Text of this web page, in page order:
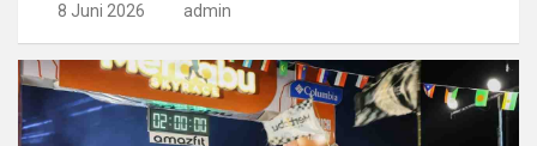
8 Juni 2026 admin